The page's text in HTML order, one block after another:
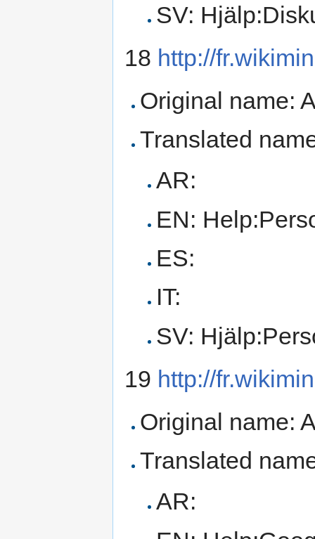
SV:
18 http://
Original name:
Translated
AR:
EN:
ES:
IT:
SV:
19 http://
Original name:
Translated
AR: